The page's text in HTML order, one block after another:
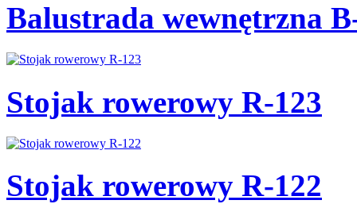
Balustrada wewnętrzna
Stojak rowerowy R-123
Stojak rowerowy R-122